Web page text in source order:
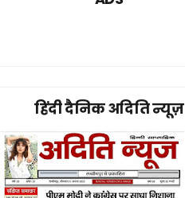
हिंदी दैनिक अदिति न्यूज़